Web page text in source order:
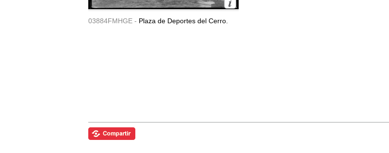
03884FMHGE - Plaza de Deportes del Cerro.